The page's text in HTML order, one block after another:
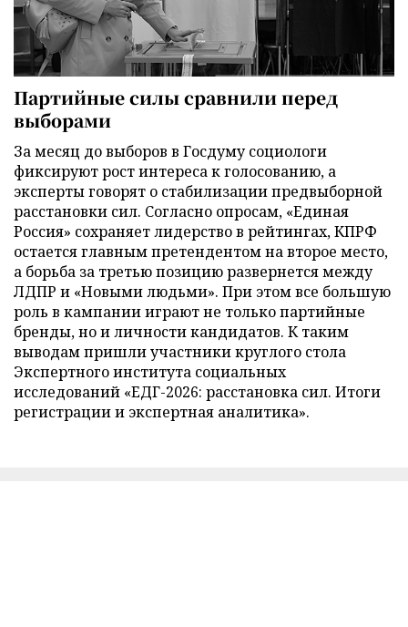
Партийные силы сравнили перед
выборами
За месяц до выборов в Госдуму социологи
фиксируют рост интереса к голосованию, а
эксперты говорят о стабилизации предвыборной
расстановки сил. Согласно опросам, «Единая
Россия» сохраняет лидерство в рейтингах, КПРФ
остается главным претендентом на второе место,
а борьба за третью позицию развернется между
ЛДПР и «Новыми людьми». При этом все большую
роль в кампании играют не только партийные
бренды, но и личности кандидатов. К таким
выводам пришли участники круглого стола
Экспертного института социальных
исследований «ЕДГ-2026: расстановка сил. Итоги
регистрации и экспертная аналитика».